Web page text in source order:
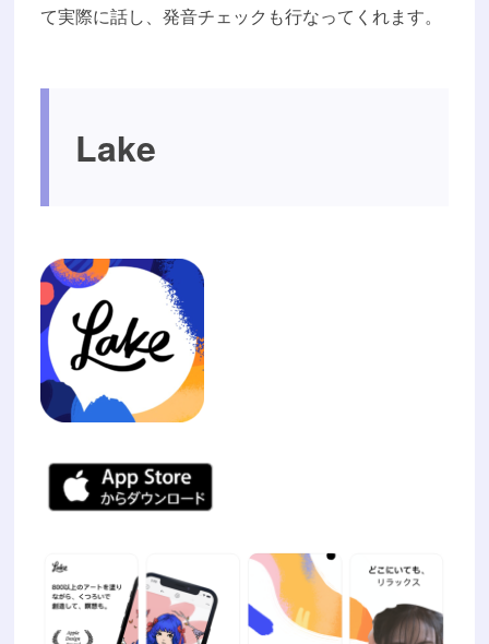
て実際に話し、発音チェックも行なってくれます。
Lake